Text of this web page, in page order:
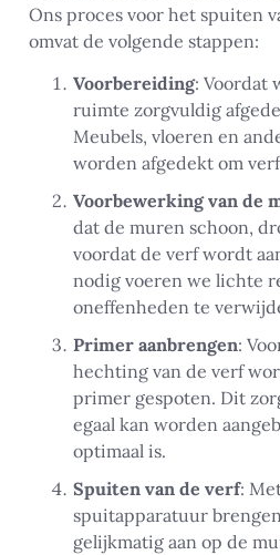
Ons proces voor het spuiten
omvat de volgende stappen:
Voorbereiding: Voordat
ruimte zorgvuldig
Meubels, vloeren en
worden afgedekt om
Voorbewerking van de
dat de muren schoon,
voordat de verf wordt
nodig voeren we lichte
oneffenheden te
Primer aanbrengen:
hechting van de verf
primer gespoten. Dit
egaal kan worden
optimaal is.
Spuiten van de verf:
spuitapparatuur
gelijkmatig aan op de